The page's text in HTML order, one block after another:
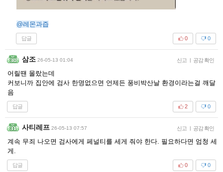
@레몬과즙
답글 0
0
삼조 26-05-13 01:04 신고 | 공감 확인
어릴땐 몰랐는데
커보니까 집안에 검사 한명없으면 언제든 풍비박산날 환경이라는걸 깨달
음
답글 0
2
사티레프 26-05-13 07:57 신고 | 공감 확인
계속 무죄 나오면 검사에게 페널티를 세게 줘야 한다. 필요하다면 엄청 세
게.
답글 0
0